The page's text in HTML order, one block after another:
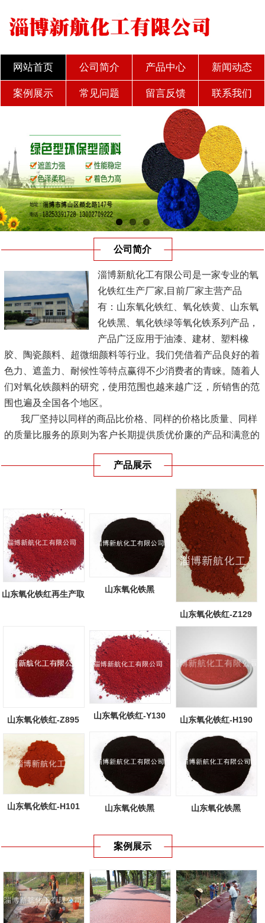
网站首页 公司简介 产品中心 新闻动态
案例展示 常见问题 留言反馈 联系我们
公司简介
淄博新航化工有限公司是一家专业的氧
化铁红生产厂家,目前厂家主营产品
有：山东氧化铁红、氧化铁黄、山东氧
化铁黑、氧化铁绿等氧化铁系列产品，
产品广泛应用于油漆、建材、塑料橡
胶、陶瓷颜料、超微细颜料等行业。我们凭借着产品良好的着
色力、遮盖力、耐候性等特点赢得不少消费者的青睐。随着人
们对氧化铁颜料的研究，使用范围也越来越广泛，所销售的范
围也遍及全国各个地区。
我厂坚持以同样的商品比价格、同样的价格比质量、同样
的质量比服务的原则为客户长期提供质优价廉的产品和满意的
产品展示
山东氧化铁红再生产取
山东氧化铁黑
山东氧化铁红-Z129
山东氧化铁红-Z895 山东氧化铁红-Y130 山东氧化铁红-H190
山东氧化铁红-H101 山东氧化铁黑 山东氧化铁黑
案例展示